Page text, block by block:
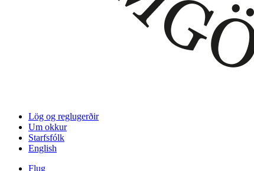
Lög og reglugerðir
Um okkur
Starfsfólk
English
Flug